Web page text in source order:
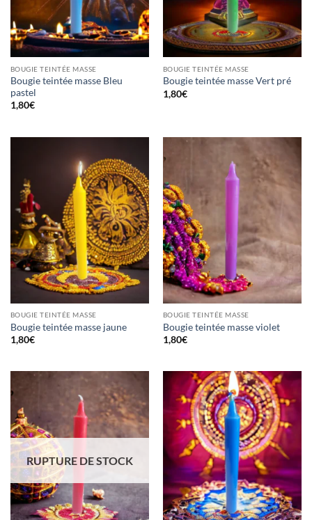
BOUGIE TEINTÉE MASSE
Bougie teintée masse Bleu
pastel
1,80€
BOUGIE TEINTÉE MASSE
Bougie teintée masse Vert pré
1,80€
BOUGIE TEINTÉE MASSE
Bougie teintée masse jaune
1,80€
BOUGIE TEINTÉE MASSE
Bougie teintée masse violet
1,80€
RUPTURE DE STOCK